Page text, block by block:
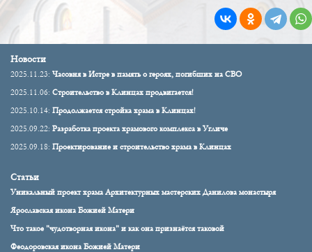
Новости
2025.11.23: Часовня в Истре в память о героях, погибших на СВО
2025.11.06: Строительство в Клинцах продвигается!
2025.10.14: Продолжается стройка храма в Клинцах!
2025.09.22: Разработка проекта храмового комплекса в Угличе
2025.09.18: Проектирование и строительство храма в Клинцах
Статьи
Уникальный проект храма Архитектурных мастерских Данилова монастыря
Ярославская икона Божией Матери
Что такое "чудотворная икона" и как она признаётся таковой
Феодоровская икона Божией Матери